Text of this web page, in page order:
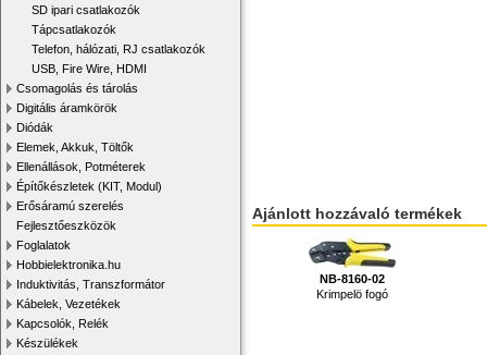
SD ipari csatlakozók
Tápcsatlakozók
Telefon, hálózati, RJ csatlakozók
USB, Fire Wire, HDMI
Csomagolás és tárolás
Digitális áramkörök
Diódák
Elemek, Akkuk, Töltők
Ellenállások, Potméterek
Építőkészletek (KIT, Modul)
Erősáramú szerelés
Fejlesztőeszközök
Foglalatok
Hobbielektronika.hu
Induktivitás, Transzformátor
Kábelek, Vezetékek
Kapcsolók, Relék
Készülékek
Ajánlott hozzávaló termékek
NB-8160-02
Krimpelö fogó